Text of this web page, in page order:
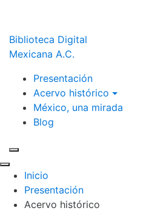
Biblioteca Digital
Mexicana A.C.
Presentación
Acervo histórico
México, una mirada
Blog
Inicio
Presentación
Acervo histórico